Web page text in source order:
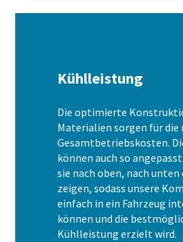
Kühlleistung
Die optimierte
Materialien sorgen für die
Gesamtbetriebskosten.
können auch so
sie nach oben, nach unten
zeigen, sodass unsere
einfach in ein Fahrzeug
können und die
Kühlleistung erzielt wird.